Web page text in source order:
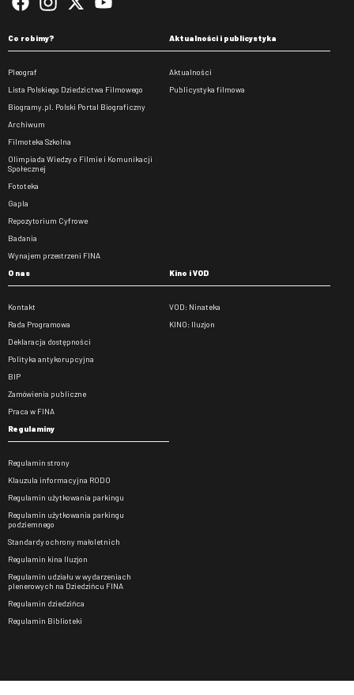
Co robimy?
Pleograf
Lista Polskiego Dziedzictwa Filmowego
Biogramy.pl. Polski Portal Biograficzny
Archiwum
Filmoteka Szkolna
Olimpiada Wiedzy o Filmie i Komunikacji
Społecznej
Fototeka
Gapla
Repozytorium Cyfrowe
Badania
Wynajem przestrzeni FINA
Aktualności i publicystyka
Aktualności
Publicystyka filmowa
O nas
Kontakt
Rada Programowa
Deklaracja dostępności
Polityka antykorupcyjna
BIP
Zamówienia publiczne
Praca w FINA
Kino i VOD
VOD: Ninateka
KINO: Iluzjon
Regulaminy
Regulamin strony
Klauzula informacyjna RODO
Regulamin użytkowania parkingu
Regulamin użytkowania parkingu
podziemnego
Standardy ochrony małoletnich
Regulamin kina Iluzjon
Regulamin udziału w wydarzeniach
plenerowych na Dziedzińcu FINA
Regulamin dziedzińca
Regulamin Biblioteki